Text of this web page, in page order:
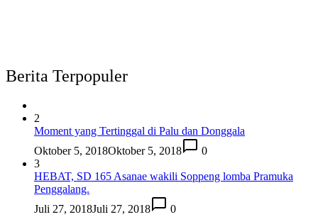
Berita Terpopuler
2
Moment yang Tertinggal di Palu dan Donggala
Oktober 5, 2018Oktober 5, 2018
0
3
HEBAT, SD 165 Asanae wakili Soppeng lomba Pramuka
Penggalang.
Juli 27, 2018Juli 27, 2018
0